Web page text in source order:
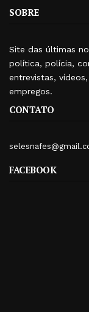
SOBRE
Site das últimas
política, polícia,
entrevistas,
empregos.
CONTATO
FACEBOOK